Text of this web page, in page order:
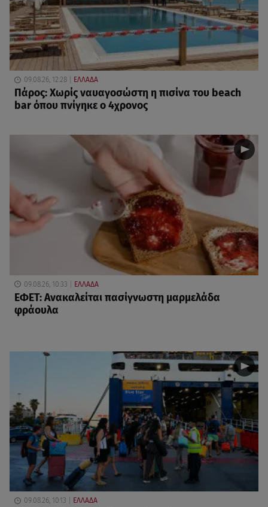
09.08.26, 12:28 ΕΛΛΑΔΑ
Πάρος: Χωρίς ναυαγοσώστη η πισίνα του beach
bar όπου πνίγηκε ο 4χρονος
09.08.26, 10:33 ΕΛΛΑΔΑ
ΕΦΕΤ: Ανακαλείται πασίγνωστη μαρμελάδα
φράουλα
09.08.26, 10:13 ΕΛΛΑΔΑ